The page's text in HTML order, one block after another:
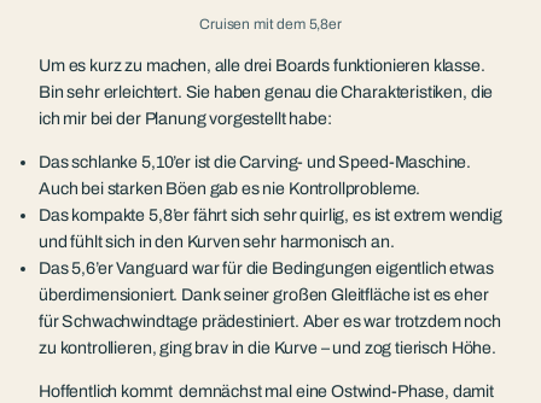
Cruisen mit dem 5,8er
Um es kurz zu machen, alle drei Boards funktionieren klasse.
Bin sehr erleichtert. Sie haben genau die Charakteristiken, die
ich mir bei der Planung vorgestellt habe:
Das schlanke 5,10’er ist die Carving- und Speed-Maschine.
Auch bei starken Böen gab es nie Kontrollprobleme.
Das kompakte 5,8’er fährt sich sehr quirlig, es ist extrem wendig
und fühlt sich in den Kurven sehr harmonisch an.
Das 5,6’er Vanguard war für die Bedingungen eigentlich etwas
überdimensioniert. Dank seiner großen Gleitfläche ist es eher
für Schwachwindtage prädestiniert. Aber es war trotzdem noch
zu kontrollieren, ging brav in die Kurve – und zog tierisch Höhe.
Hoffentlich kommt demnächst mal eine Ostwind-Phase, damit